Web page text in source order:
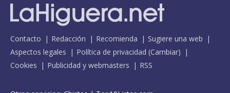
Contacto Redacción Recomienda
Sugiere una web
Aspectos legales
Política de privacidad (Cambiar)
Cookies
Publicidad y webmasters RSS